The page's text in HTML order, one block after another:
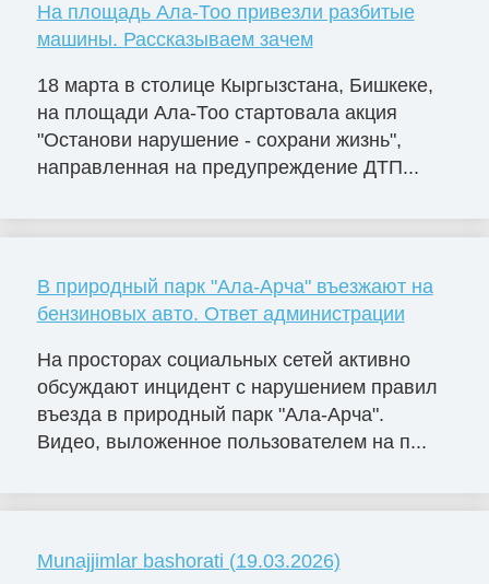
На площадь Ала-Тоо привезли разбитые
машины. Рассказываем зачем
18 марта в столице Кыргызстана, Бишкеке,
на площади Ала-Тоо стартовала акция
"Останови нарушение - сохрани жизнь",
направленная на предупреждение ДТП...
В природный парк "Ала-Арча" въезжают на
бензиновых авто. Ответ администрации
На просторах социальных сетей активно
обсуждают инцидент с нарушением правил
въезда в природный парк "Ала-Арча".
Видео, выложенное пользователем на п...
Munajjimlar bashorati (19.03.2026)